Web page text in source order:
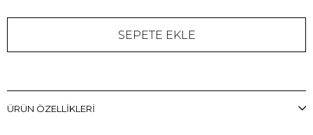
ÜRÜN ÖZELLIKLERI